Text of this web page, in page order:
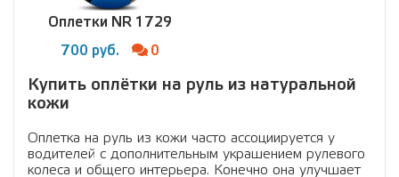
Оплетки NR 1729
700 руб. 0
Купить оплётки на руль из натуральной
кожи
Оплетка на руль из кожи часто ассоциируется у
водителей с дополнительным украшением рулевого
колеса и общего интерьера. Конечно она улучшает